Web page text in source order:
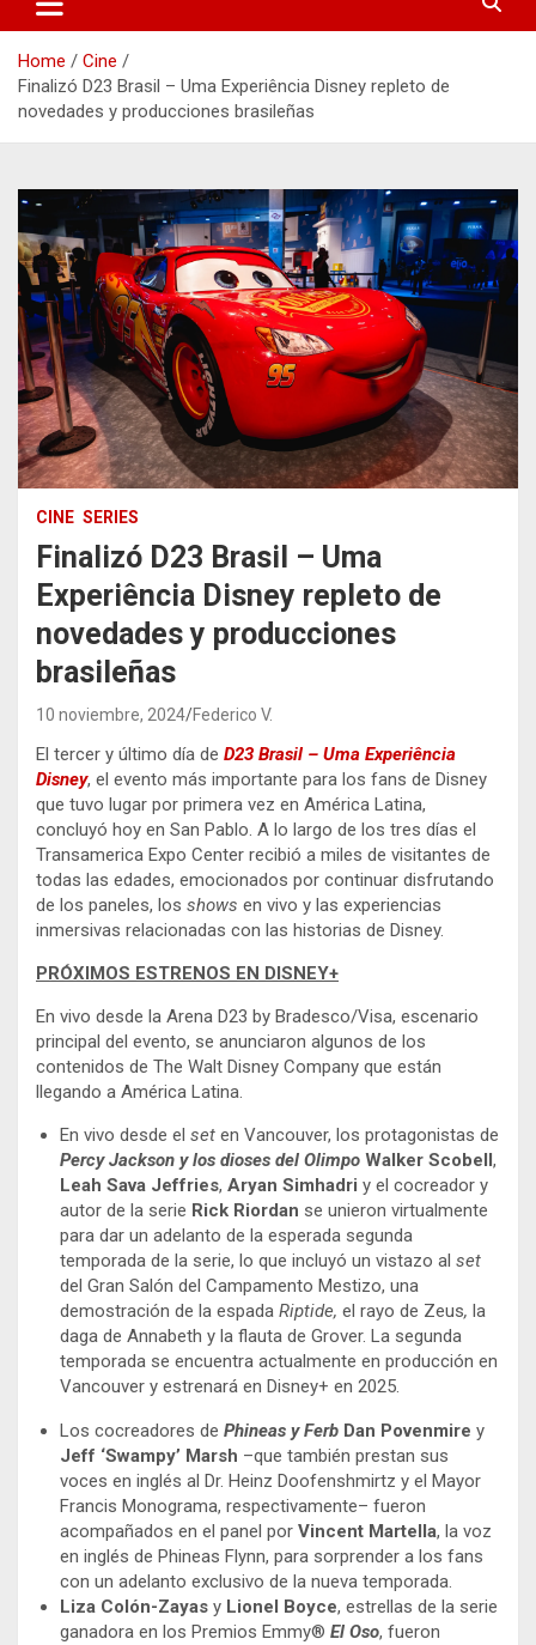
Home
Cine
Finalizó D23 Brasil – Uma Experiência Disney repleto de
novedades y producciones brasileñas
CINE SERIES
Finalizó D23 Brasil – Uma
Experiência Disney repleto de
novedades y producciones
brasileñas
10 noviembre, 2024 Federico V.
El tercer y último día de D23 Brasil – Uma Experiência
Disney, el evento más importante para los fans de Disney
que tuvo lugar por primera vez en América Latina,
concluyó hoy en San Pablo. A lo largo de los tres días el
Transamerica Expo Center recibió a miles de visitantes de
todas las edades, emocionados por continuar disfrutando
de los paneles, los shows en vivo y las experiencias
inmersivas relacionadas con las historias de Disney.
PRÓXIMOS ESTRENOS EN DISNEY+
En vivo desde la Arena D23 by Bradesco/Visa, escenario
principal del evento, se anunciaron algunos de los
contenidos de The Walt Disney Company que están
llegando a América Latina.
En vivo desde el set en Vancouver, los protagonistas de
Percy Jackson y los dioses del Olimpo Walker Scobell ,
Leah Sava Jeffries, Aryan Simhadri y el cocreador y
autor de la serie Rick Riordan se unieron virtualmente
para dar un adelanto de la esperada segunda
temporada de la serie, lo que incluyó un vistazo al set
del Gran Salón del Campamento Mestizo, una
demostración de la espada Riptide, el rayo de Zeus, la
daga de Annabeth y la flauta de Grover. La segunda
temporada se encuentra actualmente en producción en
Vancouver y estrenará en Disney+ en 2025.
Los cocreadores de Phineas y Ferb Dan Povenmire y
Jeff ‘Swampy’ Marsh –que también prestan sus
voces en inglés al Dr. Heinz Doofenshmirtz y el Mayor
Francis Monograma, respectivamente– fueron
acompañados en el panel por Vincent Martella, la voz
en inglés de Phineas Flynn, para sorprender a los fans
con un adelanto exclusivo de la nueva temporada.
Liza Colón-Zayas y Lionel Boyce, estrellas de la serie
ganadora en los Premios Emmy® El Oso, fueron